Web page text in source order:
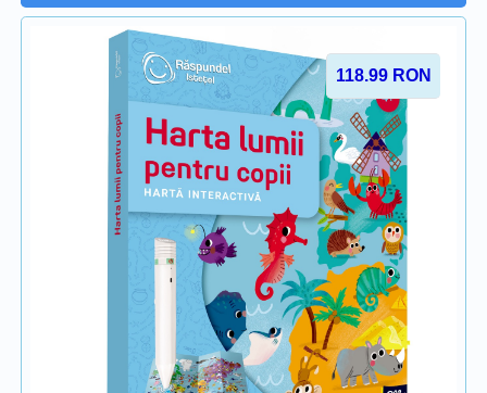
118.99 RON